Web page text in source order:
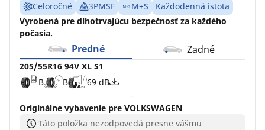
Celoročné 3PMSF M+S
Každodenná istota
Vyrobená pre dlhotrvajúcu bezpečnosť za každého
počasia.
Predné Zadné
205/55R16 94V XL S1
B
B 69 dB
Originálne vybavenie pre VOLKSWAGEN
Táto položka nezodpovedá presne vášmu